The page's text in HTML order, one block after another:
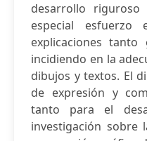
desarrollo
especial
explicaciones tanto
incidiendo en la
dibujos y textos. El
de expresión y
tanto para el
investigación sobre